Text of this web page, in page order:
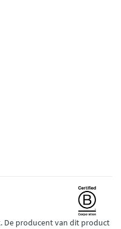
De producent van dit product